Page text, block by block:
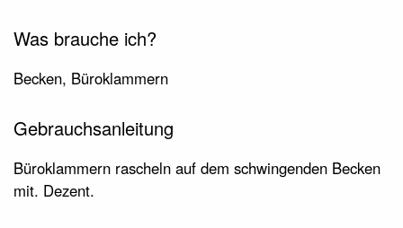
Was brauche ich?
Becken, Büroklammern
Gebrauchsanleitung
Büroklammern rascheln auf dem schwingenden Becken
mit. Dezent.